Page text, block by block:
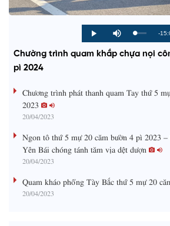
P
l
M
u
e
L
d
e
P
r
g
%
R
e
i
-
Chường trình quam khắp chựa nọi
pì 2024
Chương trình phát thanh quam Tay thứ 5
2023
20/04/2023
Ngon tô thứ 5 mự 20 căm bườn 4 pì 2023
Yên Bái chóng tánh tăm vịa dệt dượn
20/04/2023
Quam kháo phổng Tày Bắc thứ 5 mự 20
20/04/2023